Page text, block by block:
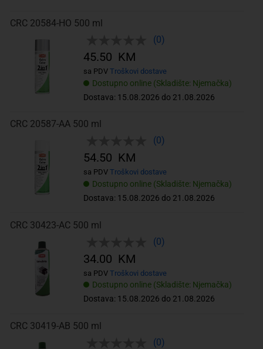
CRC 20584-HO 500 ml
(0)
Dostupno online (Skladište: Njemačka)
Dostava: 15.08.2026 do 21.08.2026
45.50 KM
sa PDV Troškovi dostave
CRC 20587-AA 500 ml
(0)
Dostupno online (Skladište: Njemačka)
Dostava: 15.08.2026 do 21.08.2026
54.50 KM
sa PDV Troškovi dostave
CRC 30423-AC 500 ml
(0)
Dostupno online (Skladište: Njemačka)
Dostava: 15.08.2026 do 21.08.2026
34.00 KM
sa PDV Troškovi dostave
CRC 30419-AB 500 ml
(0)